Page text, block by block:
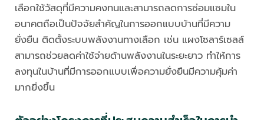
เลือกใช้วัสดุที่มีความคงทนและสามารถลดการซ่อมแซมใน
อนาคตถือเป็นปัจจัยสำคัญในการออกแบบบ้านที่มีความ
ยั่งยืน ติดตั้งระบบพลังงานทางเลือก เช่น แผงโซลาร์เซลล์
สามารถช่วยลดค่าใช้จ่ายด้านพลังงานในระยะยาว ทำให้การ
ลงทุนในบ้านที่มีการออกแบบเพื่อความยั่งยืนมีความคุ้มค่า
มากยิ่งขึ้น